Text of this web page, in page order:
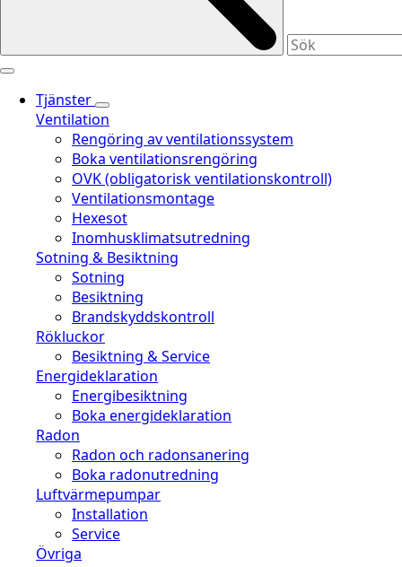
Tjänster
Ventilation
Rengöring av ventilationssystem
Boka ventilationsrengöring
OVK (obligatorisk ventilationskontroll)
Ventilationsmontage
Hexesot
Inomhusklimatsutredning
Sotning & Besiktning
Sotning
Besiktning
Brandskyddskontroll
Rökluckor
Besiktning & Service
Energideklaration
Energibesiktning
Boka energideklaration
Radon
Radon och radonsanering
Boka radonutredning
Luftvärmepumpar
Installation
Service
Övriga